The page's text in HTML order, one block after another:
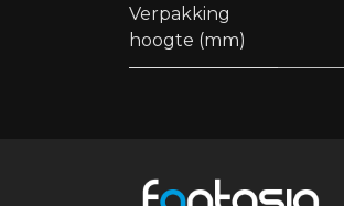
Verpakking
hoogte (mm)